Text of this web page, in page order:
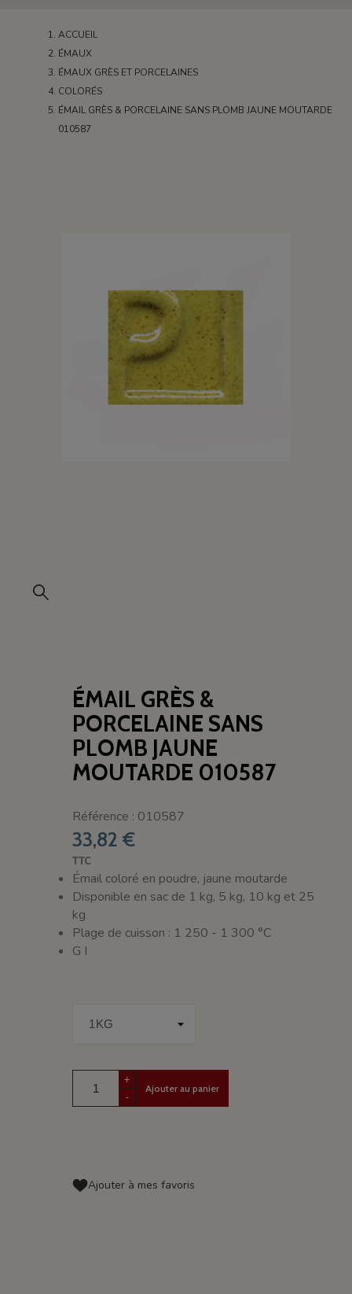
ACCUEIL
ÉMAUX
ÉMAUX GRÈS ET PORCELAINES
COLORÉS
ÉMAIL GRÈS & PORCELAINE SANS PLOMB JAUNE MOUTARDE
010587
ÉMAIL GRÈS &
PORCELAINE SANS
PLOMB JAUNE
MOUTARDE 010587
Référence : 010587
33,82 €
TTC
Émail coloré en poudre, jaune moutarde
Disponible en sac de 1 kg, 5 kg, 10 kg et 25
kg
Plage de cuisson : 1 250 - 1 300 °C
G I
+
-
Ajouter au panier
Ajouter à mes favoris